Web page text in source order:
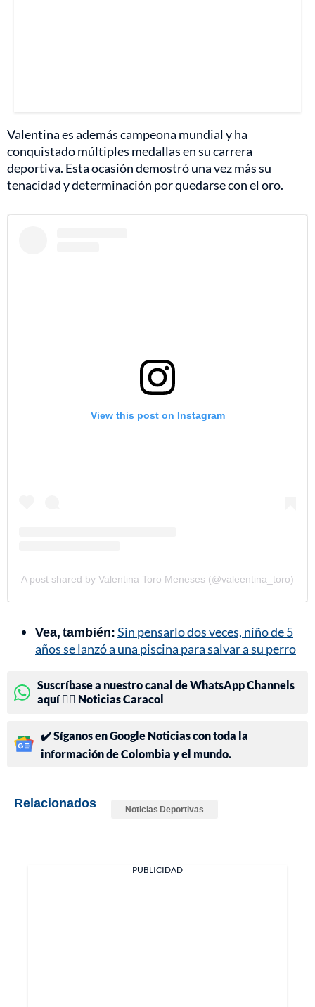
Valentina es además campeona mundial y ha
conquistado múltiples medallas en su carrera
deportiva. Esta ocasión demostró una vez más su
tenacidad y determinación por quedarse con el oro.
View this post on Instagram
A post shared by Valentina Toro Meneses (@valeentina_toro)
Vea, también:Sin pensarlo dos veces, niño de 5
años se lanzó a una piscina para salvar a su perro
Suscríbase a nuestro canal de WhatsApp Channels
aquí 👉🏻 Noticias Caracol
✔️ Síganos en Google Noticias con toda la
información de Colombia y el mundo.
Relacionados Noticias Deportivas
PUBLICIDAD